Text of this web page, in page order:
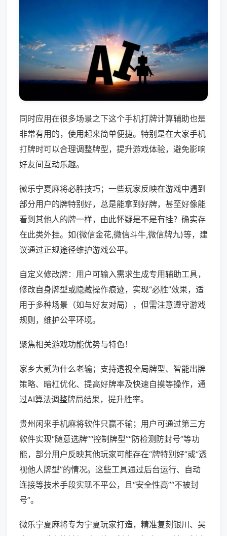
同时应用在很多场景之下这个手机打牌计算辅助也是
非常有用的，使用起来简单便捷。特别是在大家手机
打牌时可以合理调整牌型，提升游戏体验，避免影响
好友间互动乐趣。
微乐宁夏麻将必胜技巧；一些玩家反映在游戏中遇到
部分用户的牌特别好，总是能拿到好牌，甚至好像能
看到其他人的牌一样，由此怀疑是不是有挂？确实存
在此类外挂。如(微信金花,微信斗牛,微信牌九)等，建
议通过正规途径维护游戏公平。
自定义修改牌：用户可输入需求生成专用辅助工具，
修改自身牌型或隐藏操作痕迹，实现“必胜”效果，适
用于多种场景（如与好友对局），但需注意遵守游戏
规则，维护公平环境。
聚焦相关游戏功能优势与特色！
家乡大贰为什么老输；支持透视全局牌型、智能出牌
策略、暗杠优化、提高好牌率及快速自摸等操作，通
过AI算法调整牌局结果，提升胜率。
贵州闲来手机麻将软件只赢不输；用户可通过第三方
软件实现“随意选牌”“控制牌型”“防检测防封号”等功
能，部分用户反映其他玩家可能存在“牌特别好”或“透
视他人牌型”的情况。这些工具通过后台运行、自动
连接等技术手段实现不平公，且“安全性高”“不被封
号”。
微乐宁夏麻将专为宁夏玩家打造，精准复刻银川、吴